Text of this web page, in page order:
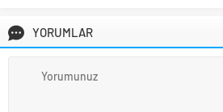
YORUMLAR